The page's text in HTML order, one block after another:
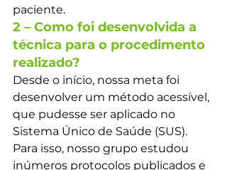
paciente.
2 – Como foi desenvolvida a
técnica para o procedimento
realizado?
Desde o início, nossa meta foi
desenvolver um método acessível,
que pudesse ser aplicado no
Sistema Único de Saúde (SUS).
Para isso, nosso grupo estudou
inúmeros protocolos publicados e